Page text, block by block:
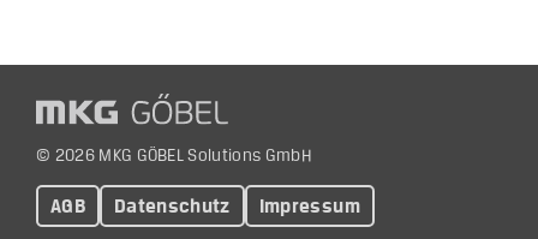
© 2026 MKG GÖBEL Solutions GmbH
AGB Datenschutz Impressum